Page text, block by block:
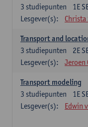
1E
3 studiepunten
Lesgever(s):
Christa
Transport and
2E
3 studiepunten
Lesgever(s):
Jeroen
Transport modeling
1E
3 studiepunten
Lesgever(s):
Edwin